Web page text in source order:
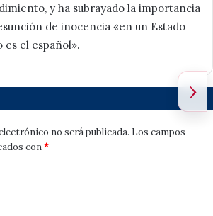
y ha subrayado la importancia
de inocencia «en un Estado
el español».
no será publicada. Los campos
con*
›